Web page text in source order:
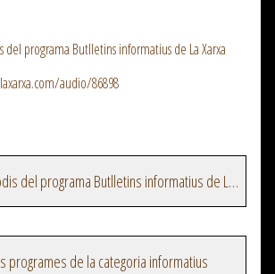
del programa Butlletins informatius de La Xarxa
audio/86898
Veure més episodis del programa Butlletins informatius de La Xarxa
programes de la categoria informatius